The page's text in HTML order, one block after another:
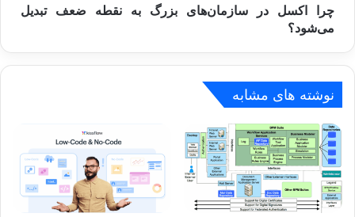
می‌شود؟
چرا اکسل در سازمان‌های بزرگ به نقطه ضعف تبدیل
می‌شود؟
نوشته های مشابه